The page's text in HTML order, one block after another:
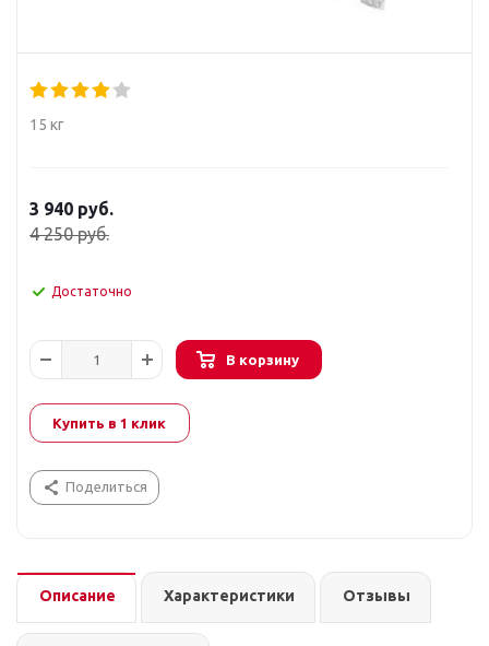
15 кг
3 940 руб.
4 250руб.
Достаточно
В корзину
Купить в 1 клик
Поделиться
Описание Характеристики Отзывы